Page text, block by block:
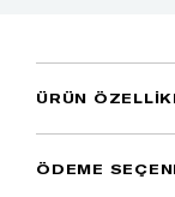
ÜRÜN
ÖDEME